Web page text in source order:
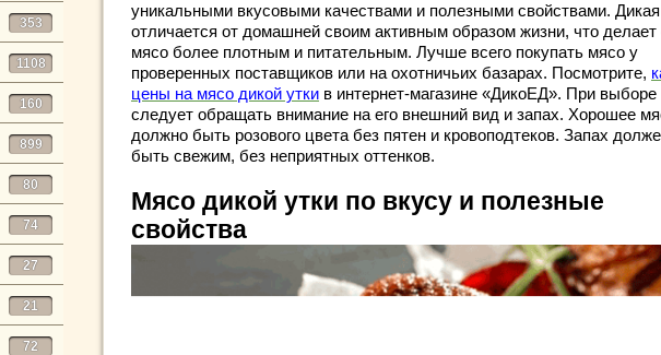
353
1108
160
899
80
74
27
21
72
уникальными вкусовыми качествами и полезными свойствами. Дикая
отличается от домашней своим активным образом жизни, что делает
мясо более плотным и питательным. Лучше всего покупать мясо у
проверенных поставщиков или на охотничьих базарах. Посмотрите,
цены на мясо дикой утки в интернет-магазине «ДикоЕД». При выборе
следует обращать внимание на его внешний вид и запах. Хорошее
должно быть розового цвета без пятен и кровоподтеков. Запах
быть свежим, без неприятных оттенков.
Мясо дикой утки по вкусу и полезные
свойства